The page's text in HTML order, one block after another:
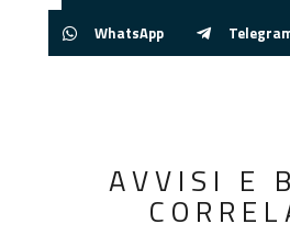
WhatsApp
AVVISI E